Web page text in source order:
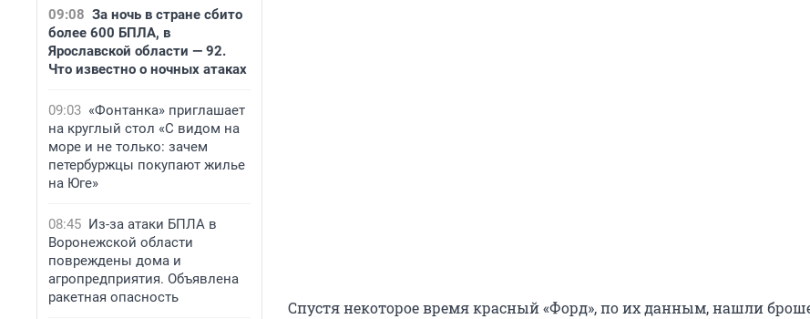
09:08 За ночь в стране сбито
более 600 БПЛА, в
Ярославской области — 92.
Что известно о ночных атаках
09:03 «Фонтанка» приглашает
на круглый стол «С видом на
море и не только: зачем
петербуржцы покупают жилье
на Юге»
08:45 Из-за атаки БПЛА в
Воронежской области
повреждены дома и
агропредприятия. Объявлена
ракетная опасность
Спустя некоторое время красный «Форд», по их данным, нашли